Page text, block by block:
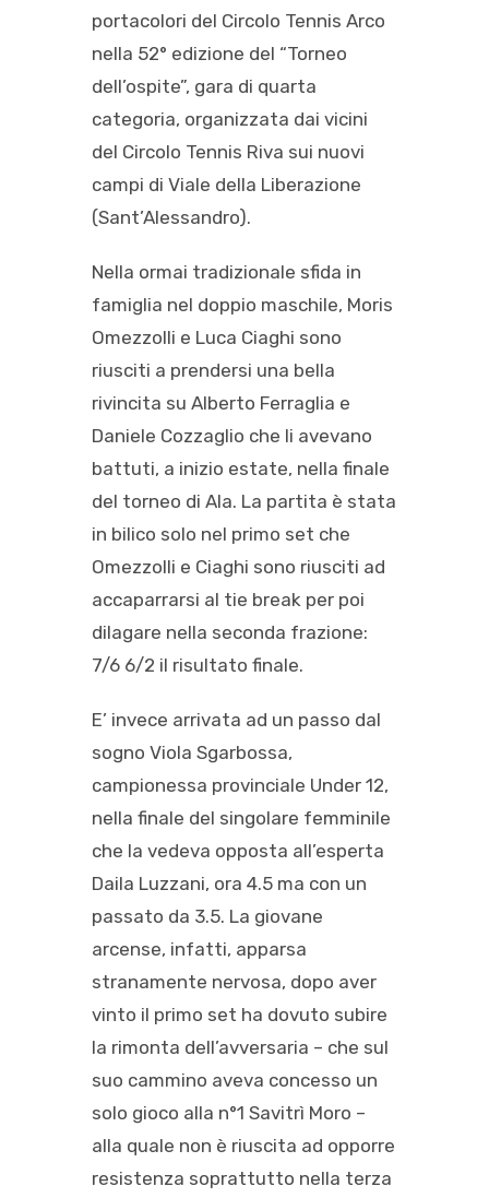
portacolori del Circolo Tennis Arco
nella 52° edizione del “Torneo
dell’ospite”, gara di quarta
categoria, organizzata dai vicini
del Circolo Tennis Riva sui nuovi
campi di Viale della Liberazione
(Sant’Alessandro).
Nella ormai tradizionale sfida in
famiglia nel doppio maschile, Moris
Omezzolli e Luca Ciaghi sono
riusciti a prendersi una bella
rivincita su Alberto Ferraglia e
Daniele Cozzaglio che li avevano
battuti, a inizio estate, nella finale
del torneo di Ala. La partita è stata
in bilico solo nel primo set che
Omezzolli e Ciaghi sono riusciti ad
accaparrarsi al tie break per poi
dilagare nella seconda frazione:
7/6 6/2 il risultato finale.
E’ invece arrivata ad un passo dal
sogno Viola Sgarbossa,
campionessa provinciale Under 12,
nella finale del singolare femminile
che la vedeva opposta all’esperta
Daila Luzzani, ora 4.5 ma con un
passato da 3.5. La giovane
arcense, infatti, apparsa
stranamente nervosa, dopo aver
vinto il primo set ha dovuto subire
la rimonta dell’avversaria – che sul
suo cammino aveva concesso un
solo gioco alla n°1 Savitrì Moro –
alla quale non è riuscita ad opporre
resistenza soprattutto nella terza